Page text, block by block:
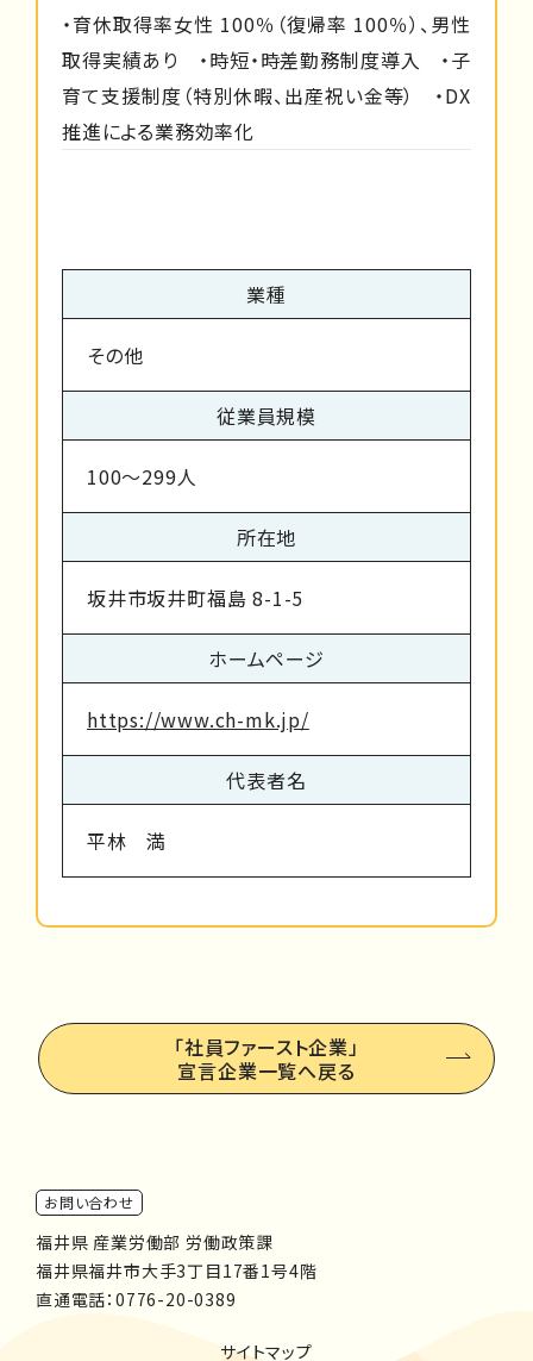
・育休取得率女性 100％（復帰率 100％）、男性
取得実績あり ・時短・時差勤務制度導入 ・子
育て支援制度（特別休暇、出産祝い金等） ・DX
推進による業務効率化
業種
その他
従業員規模
100～299人
所在地
坂井市坂井町福島 8-1-5
ホームページ
https://www.ch-mk.jp/
代表者名
平林 満
「社員ファースト企業」
宣言企業一覧へ戻る
お問い合わせ
福井県 産業労働部 労働政策課
福井県福井市大手3丁目17番1号4階
直通電話： 0776-20-0389
サイトマップ